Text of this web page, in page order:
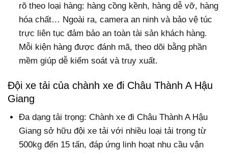
rõ theo loại hàng: hàng cồng kềnh, hàng dễ vỡ, hàng
hóa chất… Ngoài ra, camera an ninh và bảo vệ túc
trực liên tục đảm bảo an toàn tài sản khách hàng.
Mỗi kiện hàng được đánh mã, theo dõi bằng phần
mềm giúp dễ kiểm soát và truy xuất.
Đội xe tải của chành xe đi Châu Thành A Hậu
Giang
Đa dạng tải trọng: Chành xe đi Châu Thành A Hậu
Giang sở hữu đội xe tải với nhiều loại tải trọng từ
500kg đến 15 tấn, đáp ứng linh hoạt nhu cầu vận